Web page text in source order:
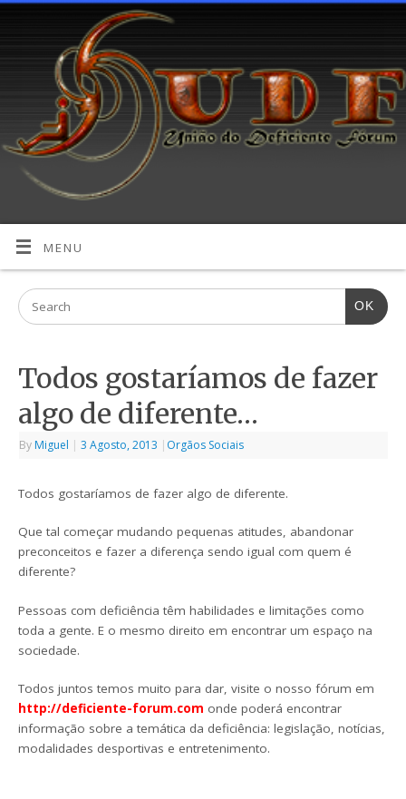
MENU
OK
Todos gostaríamos de fazer
algo de diferente…
By Miguel | 3 Agosto, 2013 | Orgãos Sociais
Todos gostaríamos de fazer algo de diferente.
Que tal começar mudando pequenas atitudes, abandonar
preconceitos e fazer a diferença sendo igual com quem é
diferente?
Pessoas com deficiência têm habilidades e limitações como
toda a gente. E o mesmo direito em encontrar um espaço na
sociedade.
Todos juntos temos muito para dar, visite o nosso fórum em
http://deficiente-forum.com onde poderá encontrar
informação sobre a temática da deficiência: legislação, notícias,
modalidades desportivas e entretenimento.